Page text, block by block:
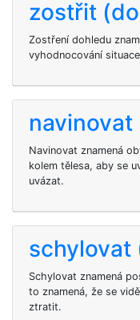
zostřit
Zostření dohledu
vyhodnocování
navinovat
Navinovat znamená
kolem tělesa, aby se
uvázat.
schylovat
Schylovat znamená
to znamená, že se
ztratit.